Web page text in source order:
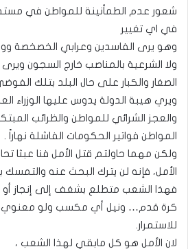
شعور عدم الطمأنينة للمواطن في
في اي تغيير
وهو يرى الفاسدين وعرابي الخصخصة
ولا الشرعية بالمناصب خارج السجون
الصغار والكبار على حال البلد بتلك
ويري هيبة الدولة يدوس عليها الوزراء
والعجز الشرائي للمواطن والظرائب
المواطن فواتير الحكومات الفاشلة نهاراً .
ولكن مهما حاولتم قتل الأمل فنا عبثا
الأمل، فإنه لن يترك البحث عنه والتمسك
فهذا الشعب متطلع بشغف إلى إنجاز أو
كرة قدم… ونيل أي مكسب ولو معنوي،
للاستمرار.
لان الأمل هو كل مابقي لهذا الشعب ،